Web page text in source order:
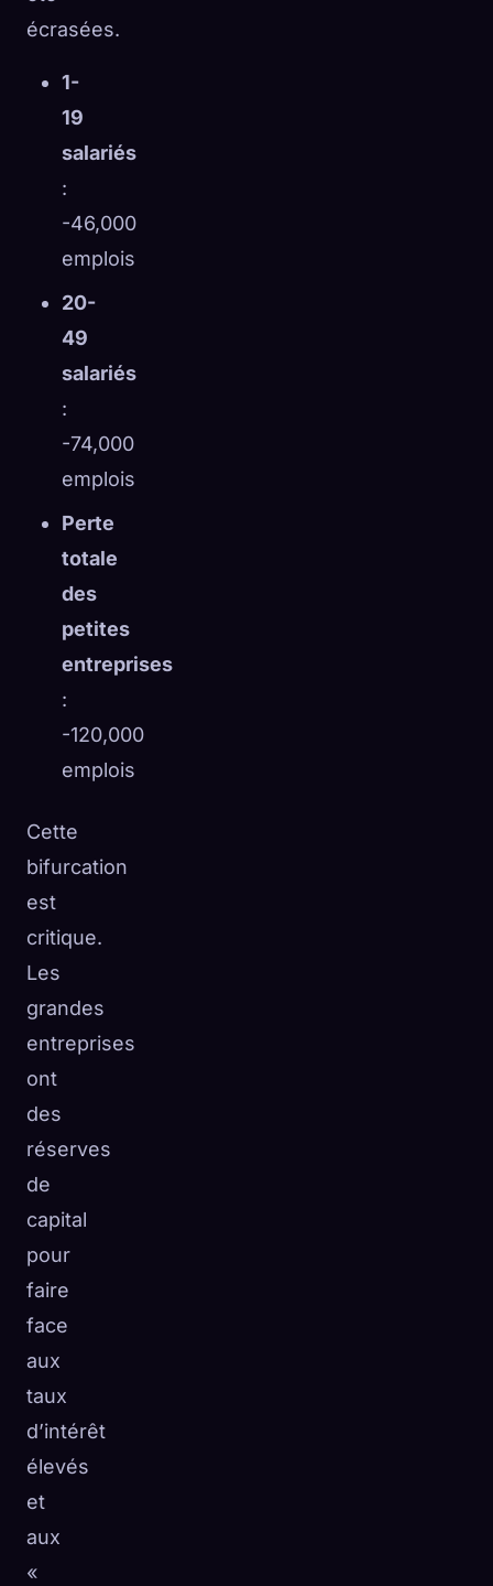
écrasées.
1-
19
salariés
:
-46,000
emplois
20-
49
salariés
:
-74,000
emplois
Perte
totale
des
petites
entreprises
:
-120,000
emplois
Cette
bifurcation
est
critique.
Les
grandes
entreprises
ont
des
réserves
de
capital
pour
faire
face
aux
taux
d’intérêt
élevés
et
aux
«